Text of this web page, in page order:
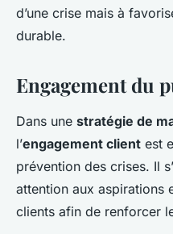
d’une crise mais à
durable.
Engagement du
Dans une stratégie de
l’engagement client est
prévention des crises. Il
attention aux aspirations
clients afin de renforcer